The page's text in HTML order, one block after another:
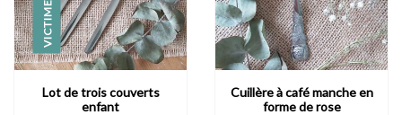
Lot de trois couverts
enfant
Cuillère à café manche en
forme de rose